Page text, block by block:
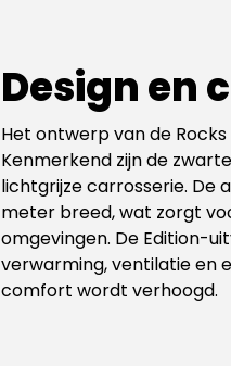
Design en
Het ontwerp van de
Kenmerkend zijn de
lichtgrijze carrosserie. De
meter breed, wat zorgt
omgevingen. De Edition-
verwarming, ventilatie en
comfort wordt verhoogd.